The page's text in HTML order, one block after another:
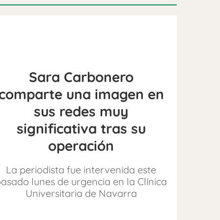
Sara Carbonero
una imagen en
sus redes muy
significativa tras su
operación
La periodista fue intervenida este
lunes de urgencia en la Clínica
Universitaria de Navarra